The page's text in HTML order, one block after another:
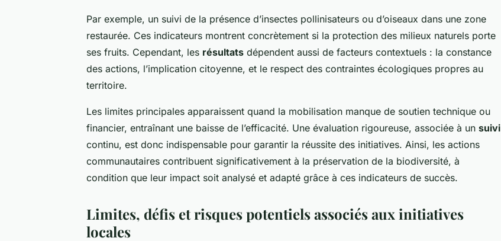
Par exemple, un suivi de la présence d’insectes pollinisateurs ou d’oiseaux dans une zone
restaurée. Ces indicateurs montrent concrètement si la protection des milieux naturels porte
ses fruits. Cependant, les résultats dépendent aussi de facteurs contextuels : la constance
des actions, l’implication citoyenne, et le respect des contraintes écologiques propres au
territoire.
Les limites principales apparaissent quand la mobilisation manque de soutien technique ou
financier, entraînant une baisse de l’efficacité. Une évaluation rigoureuse, associée à un suivi
continu, est donc indispensable pour garantir la réussite des initiatives. Ainsi, les actions
communautaires contribuent significativement à la préservation de la biodiversité, à
condition que leur impact soit analysé et adapté grâce à ces indicateurs de succès.
Limites, défis et risques potentiels associés aux initiatives
locales